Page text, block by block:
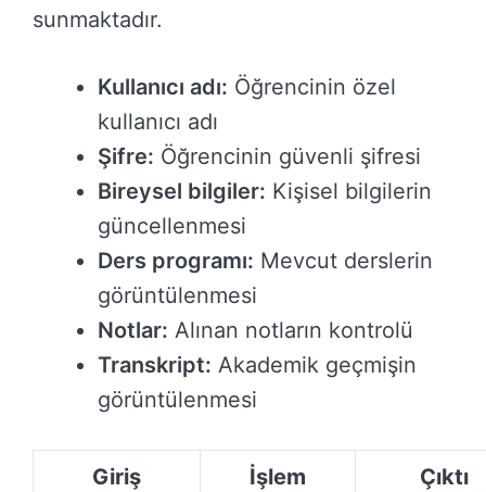
sunmaktadır.
Kullanıcı adı: Öğrencinin özel
kullanıcı adı
Şifre: Öğrencinin güvenli şifresi
Bireysel bilgiler: Kişisel bilgilerin
güncellenmesi
Ders programı: Mevcut derslerin
görüntülenmesi
Notlar: Alınan notların kontrolü
Transkript: Akademik geçmişin
görüntülenmesi
Giriş İşlem Çıktı